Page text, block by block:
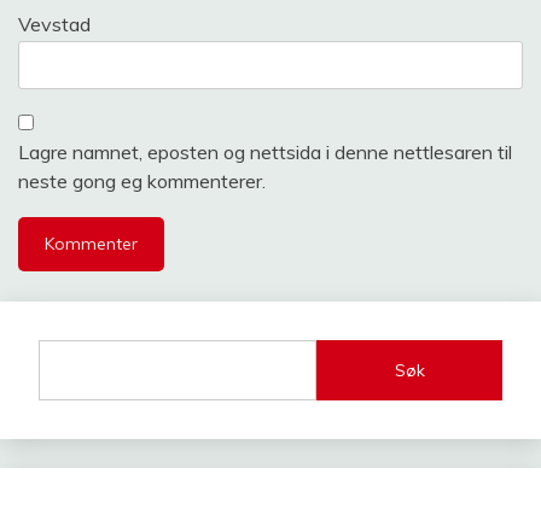
Vevstad
Lagre namnet, eposten og nettsida i denne nettlesaren til
neste gong eg kommenterer.
Søk